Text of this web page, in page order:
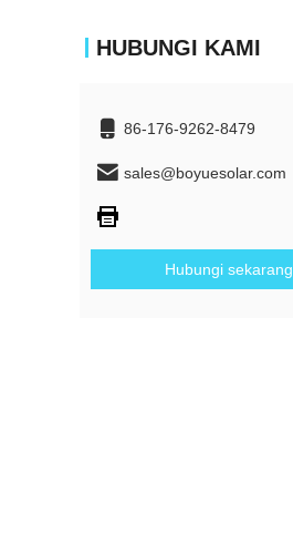
HUBUNGI KAMI
86-176-9262-8479
sales@boyuesolar.com
Hubungi sekarang